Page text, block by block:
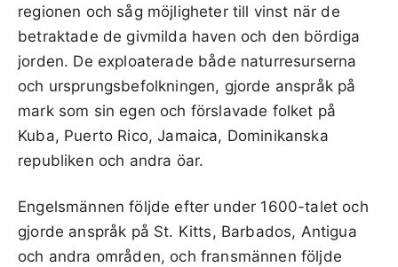
regionen och såg möjligheter till vinst när de
betraktade de givmilda haven och den bördiga
jorden. De exploaterade både naturresurserna
och ursprungsbefolkningen, gjorde anspråk på
mark som sin egen och förslavade folket på
Kuba, Puerto Rico, Jamaica, Dominikanska
republiken och andra öar.
Engelsmännen följde efter under 1600-talet och
gjorde anspråk på St. Kitts, Barbados, Antigua
och andra områden, och fransmännen följde